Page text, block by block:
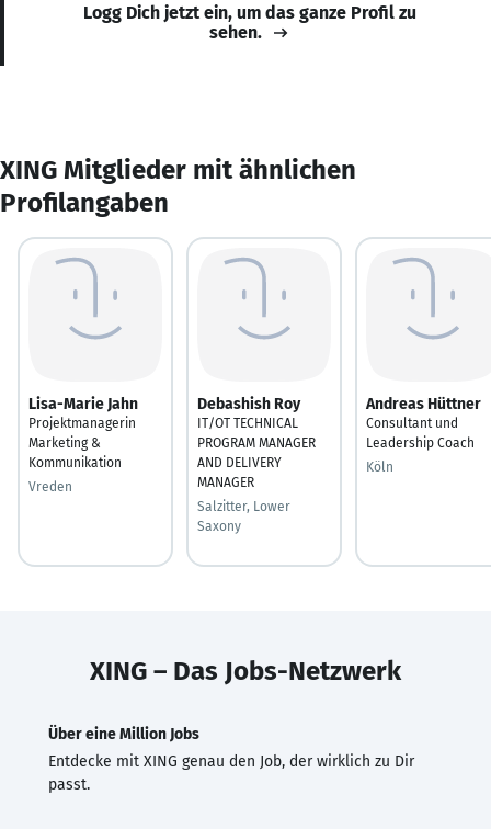
Logg Dich jetzt ein, um das ganze Profil zu
sehen.
XING Mitglieder mit ähnlichen
Profilangaben
Lisa-Marie Jahn
Projektmanagerin
Marketing &
Kommunikation
Vreden
Debashish Roy
IT/OT TECHNICAL
PROGRAM MANAGER
AND DELIVERY
MANAGER
Salzitter, Lower
Saxony
Andreas Hüttner
Consultant und
Leadership Coach
Köln
XING – Das Jobs-Netzwerk
Über eine Million Jobs
Entdecke mit XING genau den Job, der wirklich zu Dir
passt.